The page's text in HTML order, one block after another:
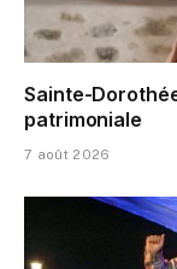
Sainte-
patrimoniale
7 août 2026